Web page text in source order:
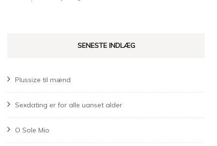
SENESTE INDLÆG
Plussize til mænd
Sexdating er for alle uanset alder
O Sole Mio